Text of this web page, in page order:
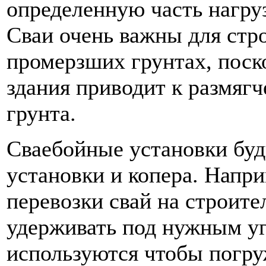
определенную часть
Сваи очень важны для
промерзших грунтах,
здания приводит к
грунта.
Сваебойные установки
установки и копера.
перевозки свай на
удерживать под нужным
используются чтобы